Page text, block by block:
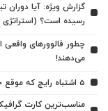
گزارش ویژه: آیا دوران
رسیده است؟ (استراتژی
چطور فالوورهای واقعی
می‌دهند!
5 اشتباه رایج که موقع خرید ساعت هوشمند طرح اپل واچ نباید انجام بدید!